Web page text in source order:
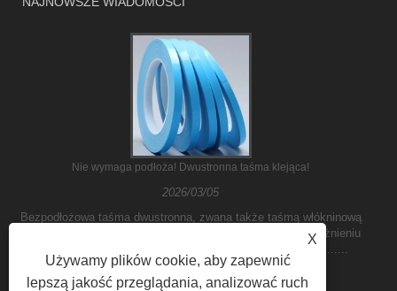
Nie wymaga podłoża! Dwustronna taśma klejąca!
2026/03/05
Bezpodłożowa taśma dwustronna, zwana także taśmą włókninową
lub taśmą bez podkładu, to specjalny rodzaj taśmy. W odróżnieniu
od tradycyjnych taśm nie posiada podłoża; zamiast tego ......
X
Używamy plików cookie, aby zapewnić
lepszą jakość przeglądania, analizować ruch